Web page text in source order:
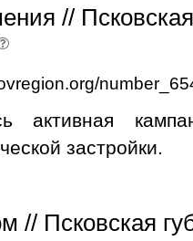
//
активная
застройки.
// Псковская